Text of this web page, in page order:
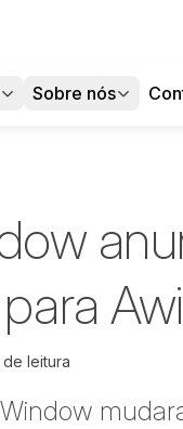
Sobre nós
de leitura